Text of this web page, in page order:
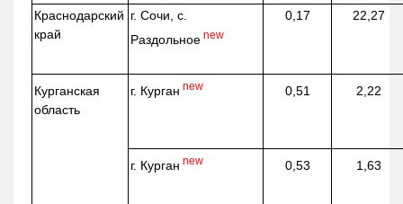
Краснодарский
край
г. Сочи, с.
Раздольное new
0,17 22,27
Курганская
область
г. Курган new 0,51 2,22
г. Курган new 0,53 1,63